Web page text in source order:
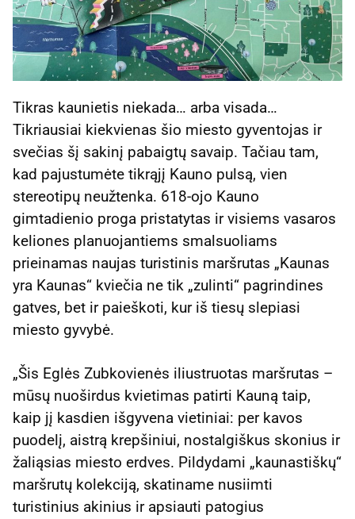
Tikras kaunietis niekada… arba visada…
Tikriausiai kiekvienas šio miesto gyventojas ir
svečias šį sakinį pabaigtų savaip. Tačiau tam,
kad pajustumėte tikrąjį Kauno pulsą, vien
stereotipų neužtenka. 618-ojo Kauno
gimtadienio proga pristatytas ir visiems vasaros
keliones planuojantiems smalsuoliams
prieinamas naujas turistinis maršrutas „Kaunas
yra Kaunas“ kviečia ne tik „zulinti“ pagrindines
gatves, bet ir paieškoti, kur iš tiesų slepiasi
miesto gyvybė.
„Šis Eglės Zubkovienės iliustruotas maršrutas –
mūsų nuoširdus kvietimas patirti Kauną taip,
kaip jį kasdien išgyvena vietiniai: per kavos
puodelį, aistrą krepšiniui, nostalgiškus skonius ir
žaliąsias miesto erdves. Pildydami „kaunastiškų“
maršrutų kolekciją, skatiname nusiimti
turistinius akinius ir apsiauti patogius